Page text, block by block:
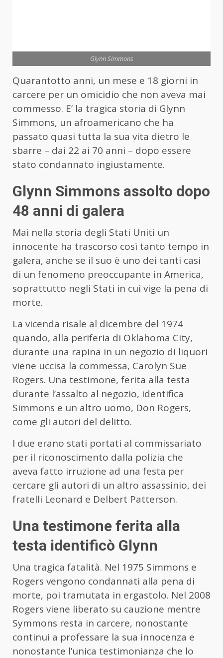
Glynn Simmons
Quarantotto anni, un mese e 18 giorni in
carcere per un omicidio che non aveva mai
commesso. E’ la tragica storia di Glynn
Simmons, un afroamericano che ha
passato quasi tutta la sua vita dietro le
sbarre – dai 22 ai 70 anni – dopo essere
stato condannato ingiustamente.
Glynn Simmons assolto dopo
48 anni di galera
Mai nella storia degli Stati Uniti un
innocente ha trascorso così tanto tempo in
galera, anche se il suo è uno dei tanti casi
di un fenomeno preoccupante in America,
soprattutto negli Stati in cui vige la pena di
morte.
La vicenda risale al dicembre del 1974
quando, alla periferia di Oklahoma City,
durante una rapina in un negozio di liquori
viene uccisa la commessa, Carolyn Sue
Rogers. Una testimone, ferita alla testa
durante l’assalto al negozio, identifica
Simmons e un altro uomo, Don Rogers,
come gli autori del delitto.
I due erano stati portati al commissariato
per il riconoscimento dalla polizia che
aveva fatto irruzione ad una festa per
cercare gli autori di un altro assassinio, dei
fratelli Leonard e Delbert Patterson.
Una testimone ferita alla
testa identificò Glynn
Una tragica fatalità. Nel 1975 Simmons e
Rogers vengono condannati alla pena di
morte, poi tramutata in ergastolo. Nel 2008
Rogers viene liberato su cauzione mentre
Symmons resta in carcere, nonostante
continui a professare la sua innocenza e
nonostante l’unica testimonianza che lo